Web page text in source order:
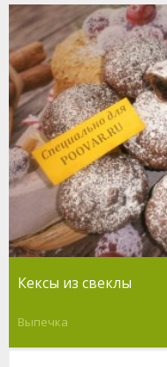
Кексы из свеклы
Выпечка